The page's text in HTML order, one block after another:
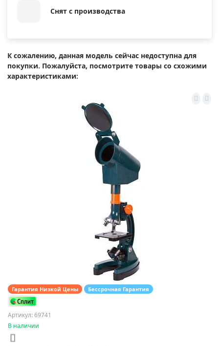
Снят с производства
К сожалению, данная модель сейчас недоступна для
покупки. Пожалуйста, посмотрите товары со схожими
характеристиками:
Гарантия Низкой Цены Бессрочная Гарантия
Артикул: 69741
В наличии